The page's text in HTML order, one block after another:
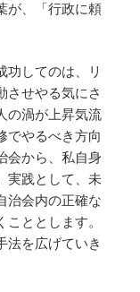
が、「行政に頼
功してのは、リ
させやる気にさ
の渦が上昇気流
でやるべき方向
会から、私自身
実践として、未
治会内の正確な
ととします。
法を広げていき